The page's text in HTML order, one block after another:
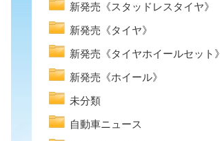
新発売《スタッドレスタイヤ》
新発売《タイヤ》
新発売《タイヤホイールセット》
新発売《ホイール》
未分類
自動車ニュース